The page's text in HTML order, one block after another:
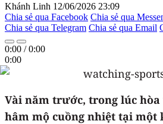
Khánh Linh 12/06/2026 23:09
Chia sẻ qua Facebook Chia sẻ qua
Chia sẻ qua Telegram Chia sẻ qua Email
0:00 /0:00
0:00
Vài năm trước, trong lúc
hâm mộ cuồng nhiệt tại một